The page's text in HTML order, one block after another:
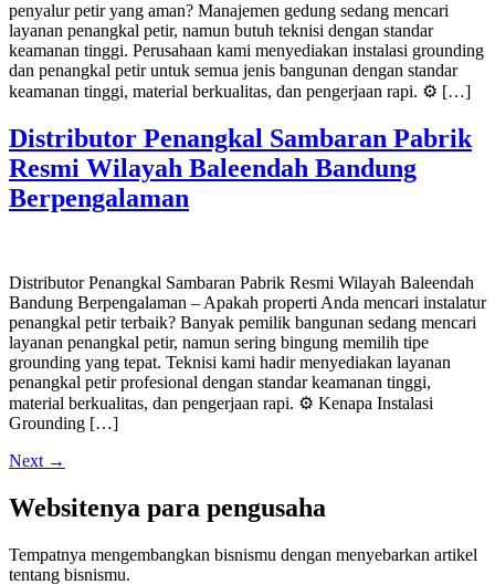
penyalur petir yang aman? Manajemen gedung sedang mencari
layanan penangkal petir, namun butuh teknisi dengan standar
keamanan tinggi. Perusahaan kami menyediakan instalasi grounding
dan penangkal petir untuk semua jenis bangunan dengan standar
keamanan tinggi, material berkualitas, dan pengerjaan rapi. ⚙️ […]
Distributor Penangkal Sambaran Pabrik
Resmi Wilayah Baleendah Bandung
Berpengalaman
Distributor Penangkal Sambaran Pabrik Resmi Wilayah Baleendah
Bandung Berpengalaman – Apakah properti Anda mencari instalatur
penangkal petir terbaik? Banyak pemilik bangunan sedang mencari
layanan penangkal petir, namun sering bingung memilih tipe
grounding yang tepat. Teknisi kami hadir menyediakan layanan
penangkal petir profesional dengan standar keamanan tinggi,
material berkualitas, dan pengerjaan rapi. ⚙️ Kenapa Instalasi
Grounding […]
Next →
Websitenya para pengusaha
Tempatnya mengembangkan bisnismu dengan menyebarkan artikel
tentang bisnismu.